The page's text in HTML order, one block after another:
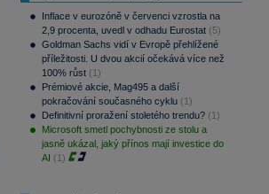
Inflace v eurozóně v červenci vzrostla na
2,9 procenta, uvedl v odhadu Eurostat (5)
Goldman Sachs vidí v Evropě přehlížené
příležitosti. U dvou akcií očekává více než
100% růst (1)
Prémiové akcie, Mag495 a další
pokračování současného cyklu (1)
Definitivní proražení stoletého trendu? (1)
Microsoft smetl pochybnosti ze stolu a
jasně ukázal, jaký přínos mají investice do
AI (1)